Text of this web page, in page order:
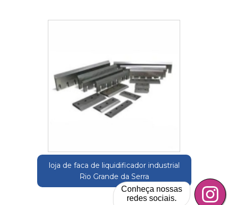
loja de faca de liquidificador industrial
Rio Grande da Serra
Conheça nossas
redes sociais.